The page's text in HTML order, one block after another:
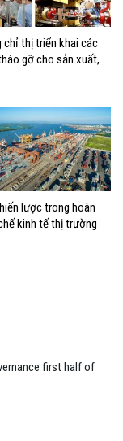
chỉ thị triển khai các
gỡ cho sản xuất,
lược trong hoàn
kinh tế thị trường
first half of